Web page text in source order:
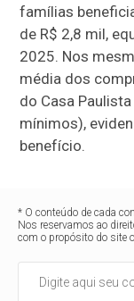
famílias
de R$ 2,8 mil,
2025. Nos
média dos
do Casa
mínimos),
benefício.
* O conteúdo de cada
Nos reservamos ao
com o propósito do site